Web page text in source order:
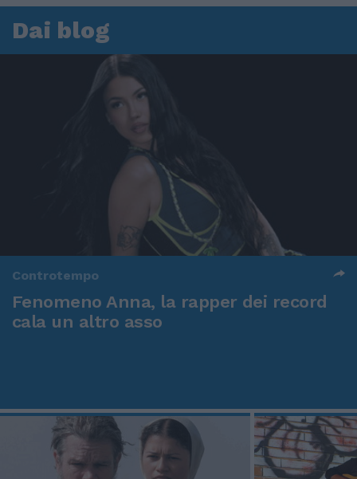
Dai blog
Controtempo
Fenomeno Anna, la rapper dei record
cala un altro asso